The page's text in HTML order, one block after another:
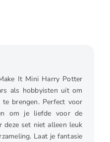
It Mini Harry Potter
als hobbyisten uit om
brengen. Perfect voor
om je liefde voor de
set niet alleen leuk
Laat je fantasie